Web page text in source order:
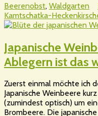
Beerenobst, Waldgarten
Kamtschatka-
Japanische
Ablegern ist das
Zuerst einmal möchte ich
Japanische Weinbeere
(zumindest optisch) um
Brombeere. Die